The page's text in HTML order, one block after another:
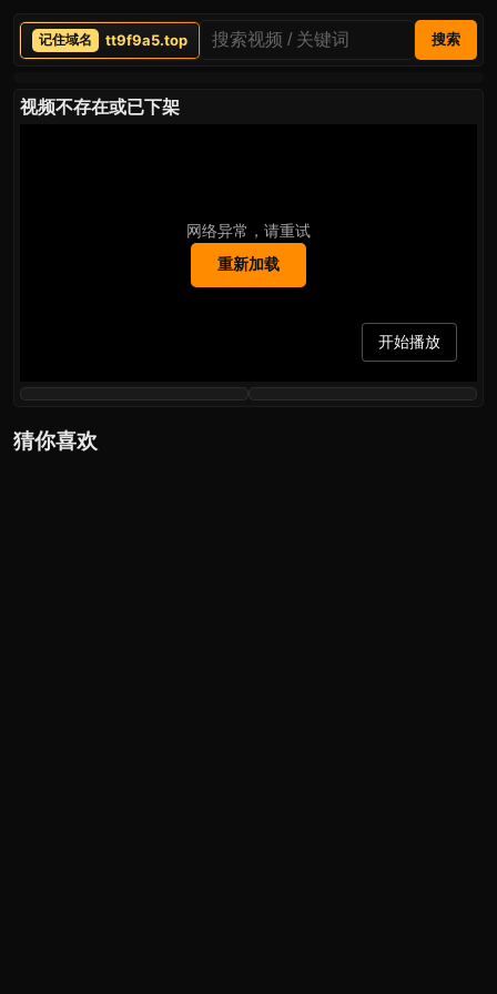
tt9f9a5.top 搜索
视频不存在或已下架
网络异常，请重试
重新加载
开始播放
猜你喜欢